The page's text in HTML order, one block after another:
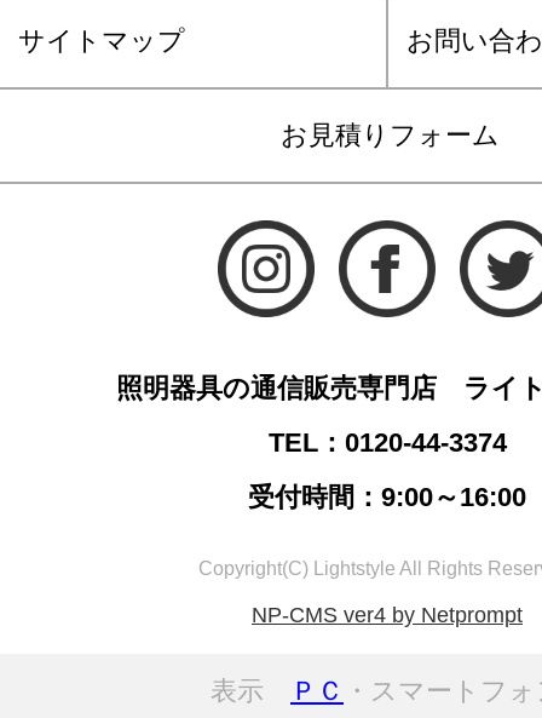
サイトマップ お問い合
お見積りフォーム
照明器具の通信販売専門店 ライ
TEL：0120-44-3374
受付時間：9:00～16:00
Copyright(C) Lightstyle All Rights
NP-CMS ver4 by Netprompt
表示 ＰＣ ・スマートフ